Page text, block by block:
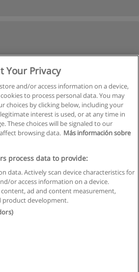
Regras de uso
Privacidade de dados
Business S.L. - CIF : B-95610580: -
Your Privacy
and/or access information on a device,
to process personal data. You may
choices by clicking below, including your
interest is used, or at any time in
These choices will be signaled to our
browsing data. Más información sobre
process data to provide:
data. Actively scan device characteristics for
or access information on a device.
content, ad and content measurement,
product development.